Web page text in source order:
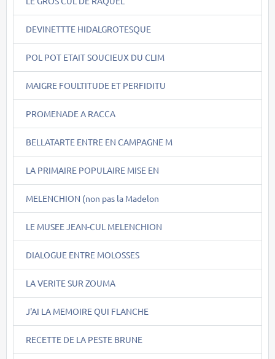
DEVINETTTE HIDALGROTESQUE
POL POT ETAIT SOUCIEUX DU CLIM
MAIGRE FOULTITUDE ET PERFIDITU
PROMENADE A RACCA
BELLATARTE ENTRE EN CAMPAGNE M
LA PRIMAIRE POPULAIRE MISE EN
MELENCHION (non pas la Madelon
LE MUSEE JEAN-CUL MELENCHION
DIALOGUE ENTRE MOLOSSES
LA VERITE SUR ZOUMA
J'AI LA MEMOIRE QUI FLANCHE
RECETTE DE LA PESTE BRUNE